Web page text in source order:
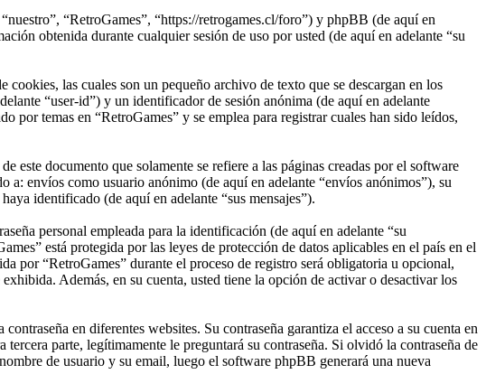
“RetroGames”, “https://retrogames.cl/foro”) y phpBB (de aquí en
obtenida durante cualquier sesión de uso por usted (de aquí en adelante “su
las cuales son un pequeño archivo de texto que se descargan en los
“user-id”) y un identificador de sesión anónima (de aquí en adelante
por temas en “RetroGames” y se emplea para registrar cuales han sido leídos,
este documento que solamente se refiere a las páginas creadas por el software
envíos como usuario anónimo (de aquí en adelante “envíos anónimos”), su
identificado (de aquí en adelante “sus mensajes”).
personal empleada para la identificación (de aquí en adelante “su
está protegida por las leyes de protección de datos aplicables en el país en el
por “RetroGames” durante el proceso de registro será obligatoria u opcional,
Además, en su cuenta, usted tiene la opción de activar o desactivar los
en diferentes websites. Su contraseña garantiza el acceso a su cuenta en
parte, legítimamente le preguntará su contraseña. Si olvidó la contraseña de
de usuario y su email, luego el software phpBB generará una nueva